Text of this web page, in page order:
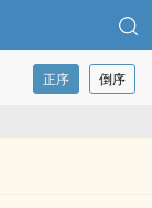
正序 倒序